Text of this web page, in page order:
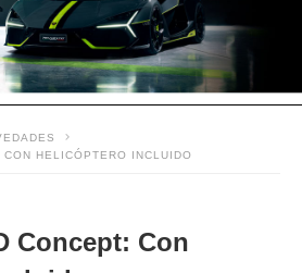
CON HELICÓPTERO INCLUIDO
Concept: Con